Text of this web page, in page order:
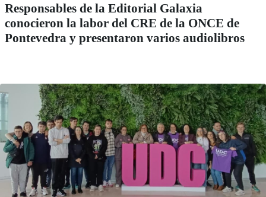
Responsables de la Editorial Galaxia
conocieron la labor del CRE de la ONCE de
Pontevedra y presentaron varios audiolibros